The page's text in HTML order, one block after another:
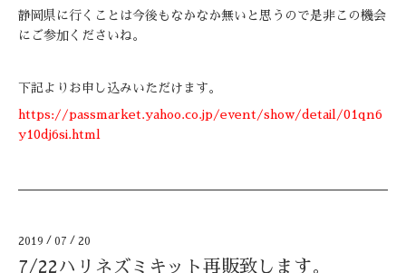
静岡県に行くことは今後もなかなか無いと思うので是非この機会
にご参加くださいね。
下記よりお申し込みいただけます。
https://passmarket.yahoo.co.jp/event/show/detail/01qn6
y10dj6si.html
2019 / 07 / 20
7/22ハリネズミキット再販致します。